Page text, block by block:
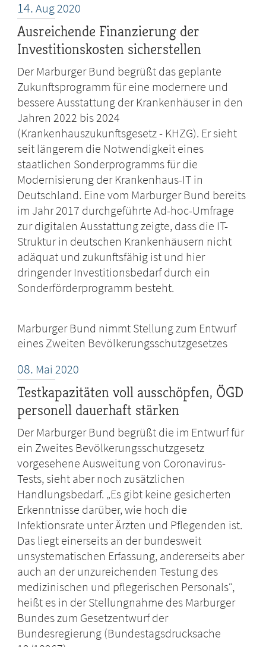
14. Aug2020
Ausreichende Finanzierung der
Investitionskosten sicherstellen
Der Marburger Bund begrüßt das geplante
Zukunftsprogramm für eine modernere und
bessere Ausstattung der Krankenhäuser in den
Jahren 2022 bis 2024
(Krankenhauszukunftsgesetz - KHZG). Er sieht
seit längerem die Notwendigkeit eines
staatlichen Sonderprogramms für die
Modernisierung der Krankenhaus-IT in
Deutschland. Eine vom Marburger Bund bereits
im Jahr 2017 durchgeführte Ad-hoc-Umfrage
zur digitalen Ausstattung zeigte, dass die IT-
Struktur in deutschen Krankenhäusern nicht
adäquat und zukunftsfähig ist und hier
dringender Investitionsbedarf durch ein
Sonderförderprogramm besteht.
Marburger Bund nimmt Stellung zum Entwurf
eines Zweiten Bevölkerungsschutzgesetzes
08. Mai 2020
Testkapazitäten voll ausschöpfen, ÖGD
personell dauerhaft stärken
Der Marburger Bund begrüßt die im Entwurf für
ein Zweites Bevölkerungsschutzgesetz
vorgesehene Ausweitung von Coronavirus-
Tests, sieht aber noch zusätzlichen
Handlungsbedarf. „Es gibt keine gesicherten
Erkenntnisse darüber, wie hoch die
Infektionsrate unter Ärzten und Pflegenden ist.
Das liegt einerseits an der bundesweit
unsystematischen Erfassung, andererseits aber
auch an der unzureichenden Testung des
medizinischen und pflegerischen Personals“,
heißt es in der Stellungnahme des Marburger
Bundes zum Gesetzentwurf der
Bundesregierung (Bundestagsdrucksache